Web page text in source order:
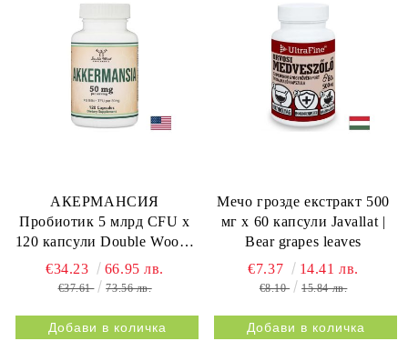
АКЕРМАНСИЯ
Пробиотик 5 млрд CFU х
120 капсули Double Wood |
Akkermansia
€34.23 66.95 лв.
€37.61 73.56 лв.
Мечо грозде екстракт 500
мг x 60 капсули Javallat |
Bear grapes leaves
€7.37 14.41 лв.
€8.10 15.84 лв.